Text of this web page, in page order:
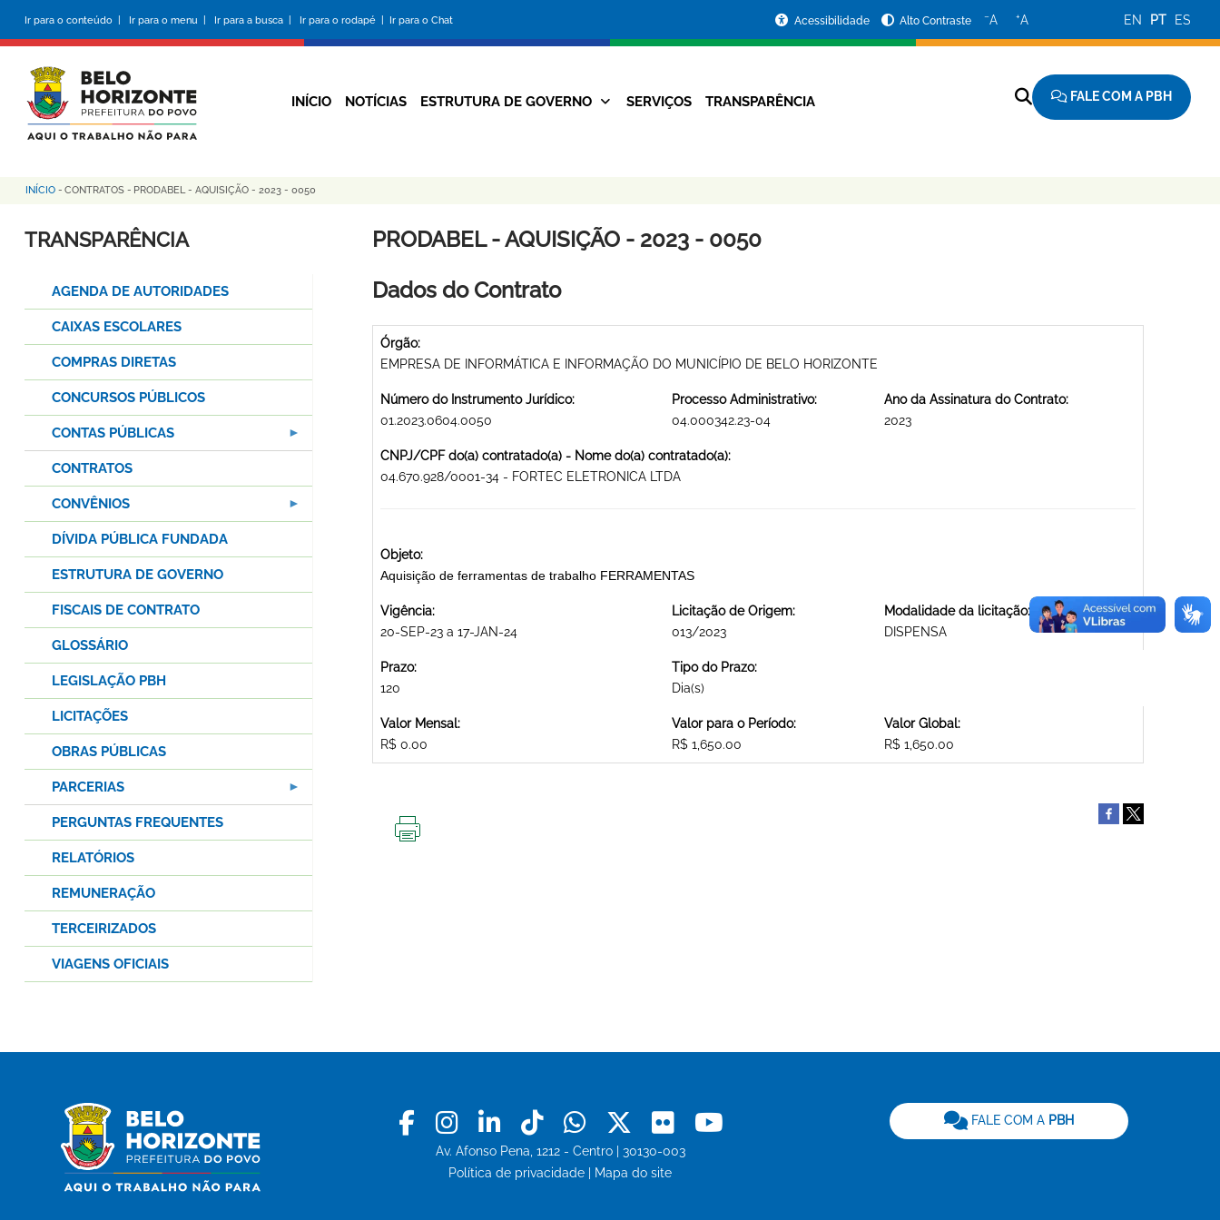
conteúdo
principal
Ir para o conteúdo | Ir para o menu | Ir para a busca | Ir para o rodapé | Ir para o Chat
da
Prefeitura
Acessibilidade Alto Contraste −A +A EN PT ES
Navegação
INÍCIO NOTÍCIAS ESTRUTURA DE GOVERNO SERVIÇOS TRANSPARÊNCIA FALE COM A PBH
Trilha
de
INÍCIO - CONTRATOS - PRODABEL - AQUISIÇÃO - 2023 - 0050
PRODABEL - AQUISIÇÃO - 2023 - 0050
Dados do Contrato
Órgão:
EMPRESA DE INFORMÁTICA E INFORMAÇÃO DO MUNICÍPIO DE BELO HORIZONTE
Número do Instrumento Jurídico:
01.2023.0604.0050
Processo Administrativo:
04.000342.23-04
Ano da Assinatura do Contrato:
2023
CNPJ/CPF do(a) contratado(a) - Nome do(a) contratado(a):
04.670.928/0001-34 - FORTEC ELETRONICA LTDA
Objeto:
Aquisição de ferramentas de trabalho FERRAMENTAS
Vigência:
20-SEP-23 a 17-JAN-24
Licitação de Origem:
013/2023
Modalidade da licitação:
DISPENSA
Prazo:
120
Tipo do Prazo:
Dia(s)
Valor Mensal:
R$ 0.00
Valor para o Período:
R$ 1,650.00
Valor Global:
R$ 1,650.00
TRANSPARÊNCIA
AGENDA DE AUTORIDADES
CAIXAS ESCOLARES
COMPRAS DIRETAS
CONCURSOS PÚBLICOS
CONTAS PÚBLICAS
CONTRATOS
CONVÊNIOS
DÍVIDA PÚBLICA FUNDADA
ESTRUTURA DE GOVERNO
FISCAIS DE CONTRATO
GLOSSÁRIO
LEGISLAÇÃO PBH
LICITAÇÕES
OBRAS PÚBLICAS
PARCERIAS
PERGUNTAS FREQUENTES
RELATÓRIOS
REMUNERAÇÃO
TERCEIRIZADOS
VIAGENS OFICIAIS
Facebook
Instagram
LinkedinTiktokWhatsapp
X Flickr
Av. Afonso Pena, 1212 - Centro | 30130-003
Política de privacidade
Mapa do site
FALE COM A PBH